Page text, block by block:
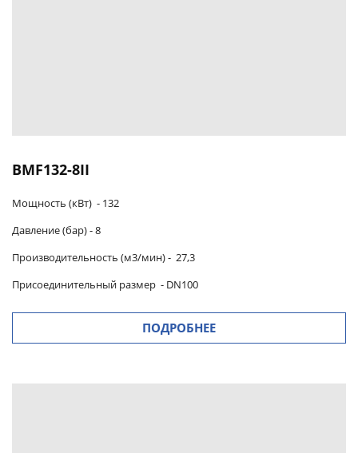
BMF132-8II
Мощность (кВт) - 132
Давление (бар) -8
Производительность (м3/мин)- 27,3
Присоединительный размер - DN100
ПОДРОБНЕЕ